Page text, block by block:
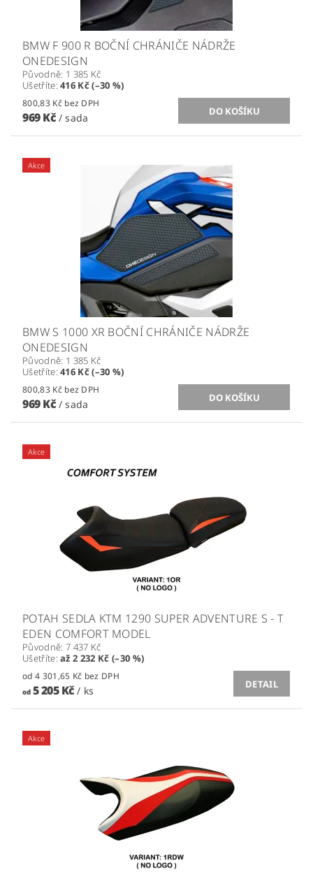
BMW F 900 R BOČNÍ CHRÁNIČE NÁDRŽE
ONEDESIGN
Původně: 1 385 Kč
Ušetříte:416 Kč (–30 %)
800,83 Kč bez DPH
969 Kč / sada
Akce
BMW S 1000 XR BOČNÍ CHRÁNIČE NÁDRŽE
ONEDESIGN
Původně: 1 385 Kč
Ušetříte:416 Kč (–30 %)
800,83 Kč bez DPH
969 Kč / sada
Akce
POTAH SEDLA KTM 1290 SUPER ADVENTURE S - T
EDEN COMFORT MODEL
Původně: 7 437 Kč
Ušetříte:až 2 232 Kč (–30 %)
od 4 301,65 Kč bez DPH
od5 205 Kč/ ks
DETAIL
Akce